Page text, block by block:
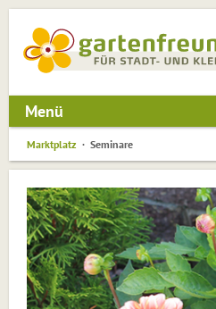
Menü
Marktplatz Seminare